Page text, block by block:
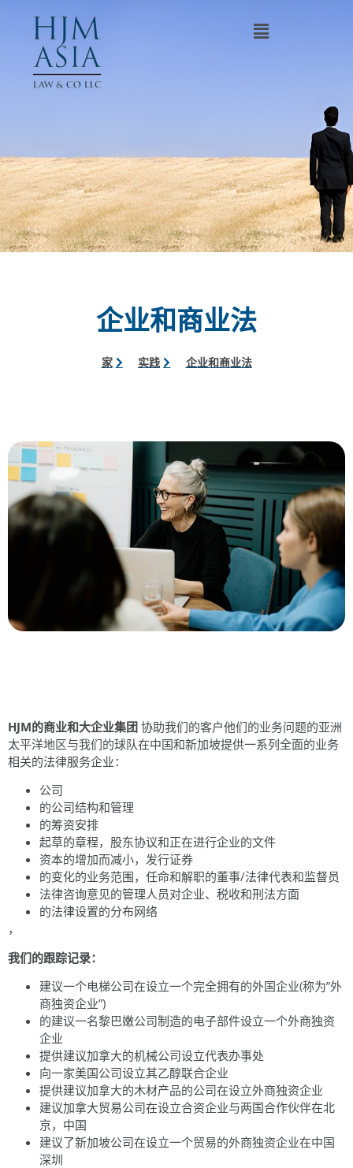
企业和商业法
家 实践 企业和商业法
HJM的商业和大企业集团 协助我们的客户他们的业务问题的亚洲
太平洋地区与我们的球队在中国和新加坡提供一系列全面的业务
相关的法律服务企业：
公司
的公司结构和管理
的筹资安排
起草的章程，股东协议和正在进行企业的文件
资本的增加而减小，发行证券
的变化的业务范围，任命和解职的董事/法律代表和监督员
法律咨询意见的管理人员对企业、税收和刑法方面
的法律设置的分布网络
，
我们的跟踪记录：
建议一个电梯公司在设立一个完全拥有的外国企业(称为”外
商独资企业”)
的建议一名黎巴嫩公司制造的电子部件设立一个外商独资
企业
提供建议加拿大的机械公司设立代表办事处
向一家美国公司设立其乙醇联合企业
提供建议加拿大的木材产品的公司在设立外商独资企业
建议加拿大贸易公司在设立合资企业与两国合作伙伴在北
京，中国
建议了新加坡公司在设立一个贸易的外商独资企业在中国
深圳